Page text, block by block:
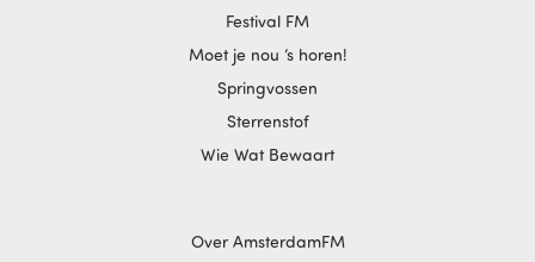
Festival FM
Moet je nou ‘s horen!
Springvossen
Sterrenstof
Wie Wat Bewaart
Over AmsterdamFM